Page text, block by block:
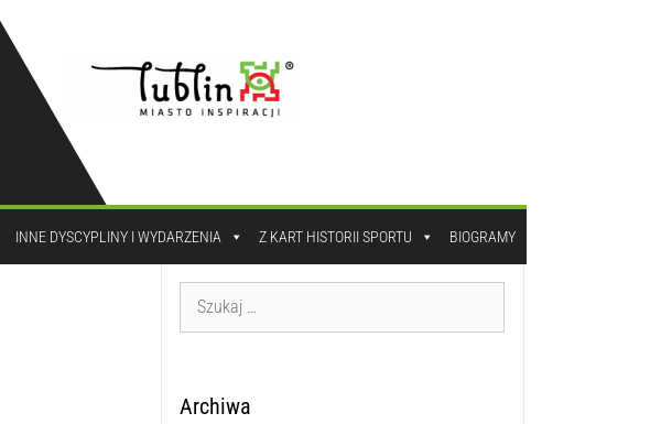
INNE DYSCYPLINY I WYDARZENIA Z KART HISTORII SPORTU BIOGRAMY
Archiwa